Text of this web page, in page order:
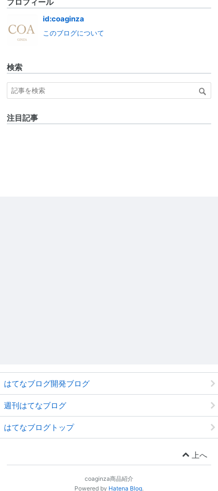
プロフィール
id:coaginza
このブログについて
検索
注目記事
はてなブログ開発ブログ
週刊はてなブログ
はてなブログトップ
上へ
coaginza商品紹介
Powered by Hatena Blog.